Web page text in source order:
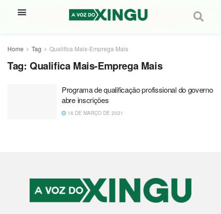
Home Tag Qualifica Mais-Emprega Mais
Tag: Qualifica Mais-Emprega Mais
Programa de qualificação profissional do governo
abre inscrições
16 DE MARÇO DE 2021